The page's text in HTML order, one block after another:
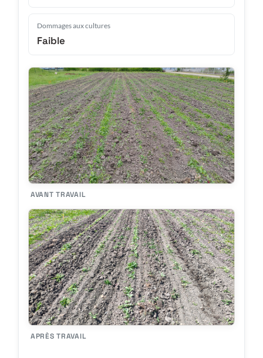
Dommages aux cultures
Faible
AVANT TRAVAIL
APRÈS TRAVAIL